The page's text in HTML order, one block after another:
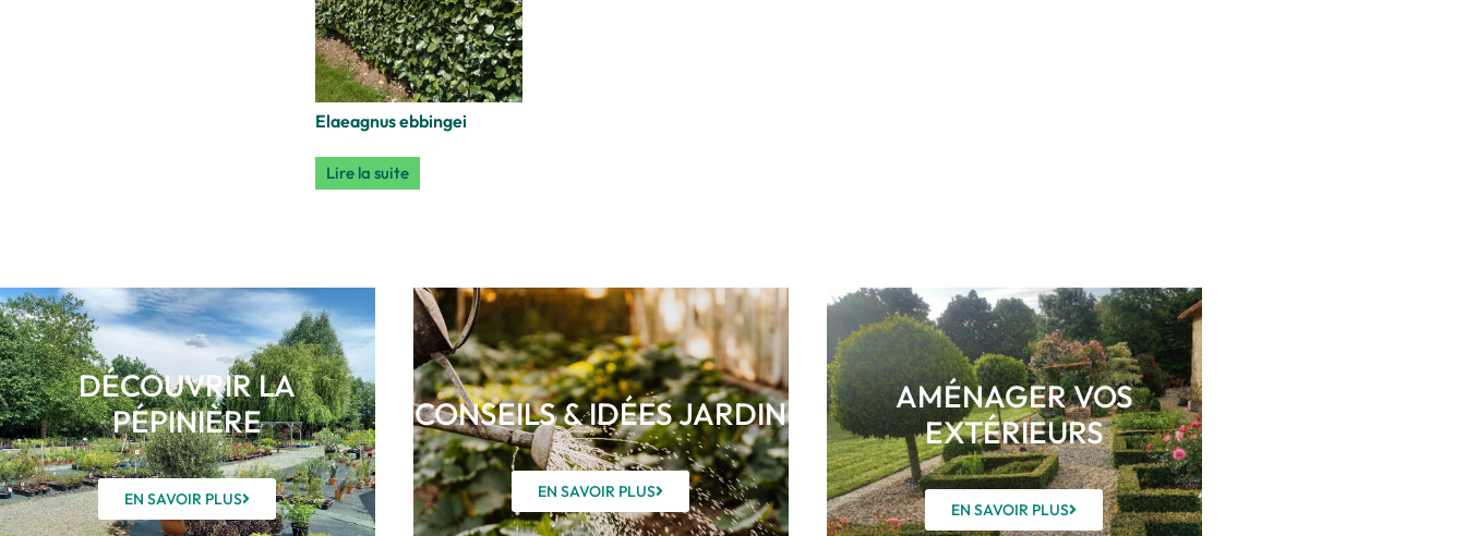
Elaeagnus ebbingei
Lire la suite
DÉCOUVRIR LA
PÉPINIÈRE
EN SAVOIR PLUS
CONSEILS & IDÉES JARDIN
EN SAVOIR PLUS
AMÉNAGER VOS
EXTÉRIEURS
EN SAVOIR PLUS